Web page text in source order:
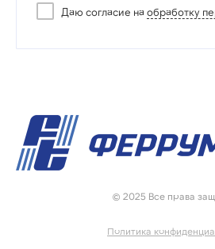
Даю согласие на обработку
© 2025 Все права
Политика